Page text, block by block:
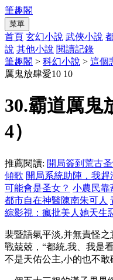
筆趣閣
菜單
首頁 玄幻小說 武俠小說
說 其他小說 閱讀記錄
筆趣閣 > 科幻小說 > 這個
厲鬼放肆愛10 10
30.霸道厲鬼
4）
推薦閱讀: 開局簽到荒古
傾歌 開局系統助陣，我
可能會是圣女？ 小農民靠
都市自在神醫陳南朱可人
綜影視：瘋批美人她天生
裴暨語氣平淡,并無責怪
戰兢兢，“都統,我、我是
不是天佑公主,小的也不敢